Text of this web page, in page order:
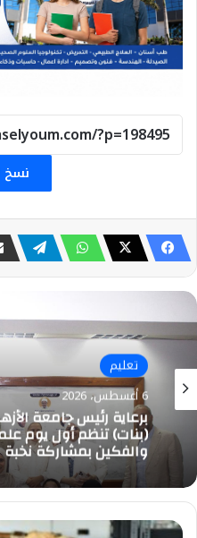
نسخ
تعليم
6 أغسطس، 2026
برعاية رئيس جامعة
(بنات) تنظم أول يوم
والفكين بمشاركة نخبة
إكتشاف